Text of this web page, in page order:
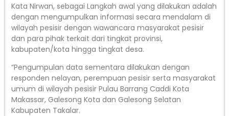
Kata Nirwan, sebagai Langkah awal yang dilakukan adalah
dengan mengumpulkan informasi secara mendalam di
wilayah pesisir dengan wawancara masyarakat pesisir
dan para pihak terkait dari tingkat provinsi,
kabupaten/kota hingga tingkat desa.
“Pengumpulan data sementara dilakukan dengan
responden nelayan, perempuan pesisir serta masyarakat
umum di wilayah pesisir Pulau Barrang Caddi Kota
Makassar, Galesong Kota dan Galesong Selatan
Kabupaten Takalar.